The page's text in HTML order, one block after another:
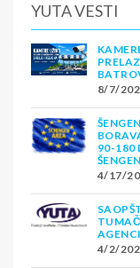
YUTA VESTI
8/7/
90-180
4/17/
4/2/